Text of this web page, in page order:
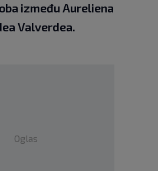
između Aureliena
Valverdea.
Oglas